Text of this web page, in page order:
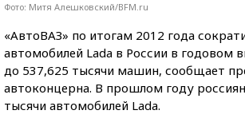
Фото: Митя Алешковский/BFM.ru
«АвтоВАЗ» по итогам 2012 года
автомобилей Lada в России в годовом
до 537,625 тысячи машин, сообщает
автоконцерна. В прошлом году
тысячи автомобилей Lada.